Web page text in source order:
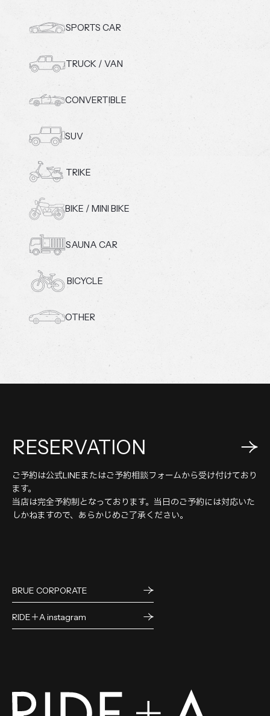
SPORTS CAR
TRUCK / VAN
CONVERTIBLE
SUV
TRIKE
BIKE / MINI BIKE
SAUNA CAR
BICYCLE
OTHER
RESERVATION
ご予約は公式LINEまたはご予約相談フォームから受け付けており
ます。
当店は完全予約制となっております。当日のご予約には対応いた
しかねますので、あらかじめご了承ください。
BRUE CORPORATE
RIDE＋A instagram